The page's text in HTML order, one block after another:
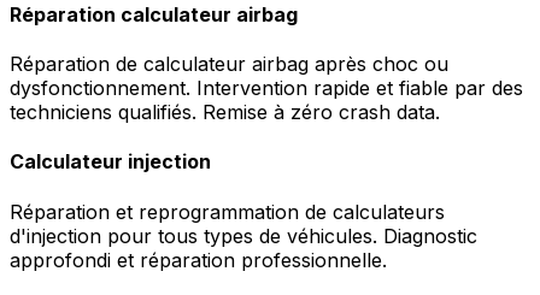
Réparation calculateur airbag
Réparation de calculateur airbag après choc ou
dysfonctionnement. Intervention rapide et fiable par des
techniciens qualifiés. Remise à zéro crash data.
Calculateur injection
Réparation et reprogrammation de calculateurs
d'injection pour tous types de véhicules. Diagnostic
approfondi et réparation professionnelle.